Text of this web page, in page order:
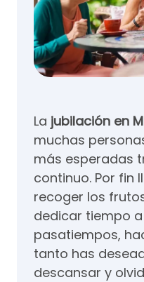
La jubilación en
muchas
más esperadas
continuo. Por fin
recoger los
dedicar tiempo
pasatiempos,
tanto has
descansar y